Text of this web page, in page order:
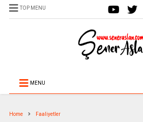
TOP MENU
MENU
Home Faaliyetler